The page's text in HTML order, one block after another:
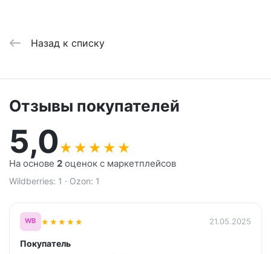
Назад к списку
Отзывы покупателей
5,0★ ★ ★ ★ ★
На основе 2 оценок с маркетплейсов
Wildberries: 1 · Ozon: 1
WB ★★★★★ 21.05.2025
Покупатель